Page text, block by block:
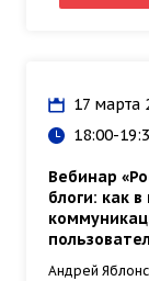
17 марта
18:00-
Вебинар
блоги: как
Андрей